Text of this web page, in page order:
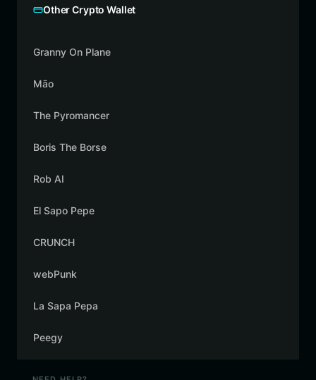
Other Crypto Wallet
Granny On Plane
Māo
The Pyromancer
Boris The Borse
Rob AI
El Sapo Pepe
CRUNCH
webPunk
La Sapa Pepa
Peegy